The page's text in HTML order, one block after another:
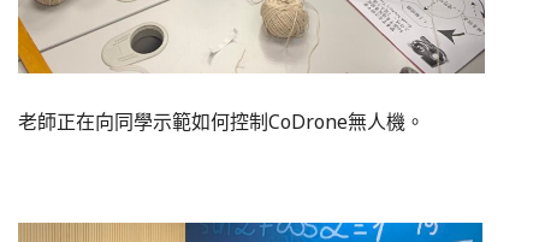
老師正在向同學示範如何控制CoDrone無人機。